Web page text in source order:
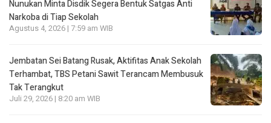
Nunukan Minta Disdik Segera Bentuk Satgas Anti
Narkoba di Tiap Sekolah
Agustus 4, 2026 | 7:59 am WIB
Jembatan Sei Batang Rusak, Aktifitas Anak Sekolah
Terhambat, TBS Petani Sawit Terancam Membusuk
Tak Terangkut
Juli 29, 2026 | 8:20 am WIB